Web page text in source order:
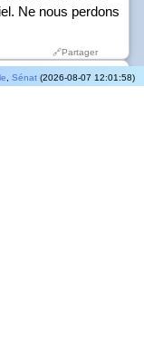
Ne nous perdons
🔗Partager
18, 15:10:21
Sénat (2026-08-07 12:01:58)